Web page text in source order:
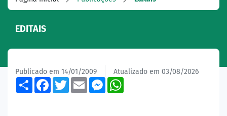
EDITAIS
Publicado em 14/01/2009 Atualizado em 03/08/2026
ShareFacebook
TwitterEmailMessenger